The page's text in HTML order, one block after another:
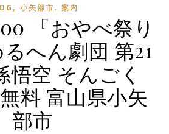
, 小矢部市, 案内
『おやべ祭り
へん劇団 第21
悟空 そんごく
料 富山県小矢
部市